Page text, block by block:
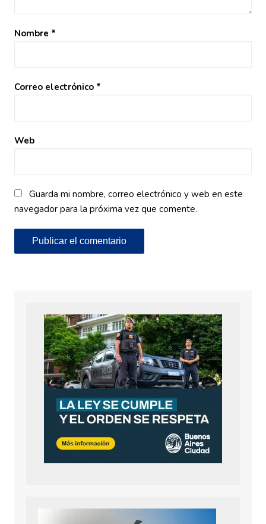
Nombre *
Correo electrónico *
Web
Guarda mi nombre, correo electrónico y web en este
navegador para la próxima vez que comente.